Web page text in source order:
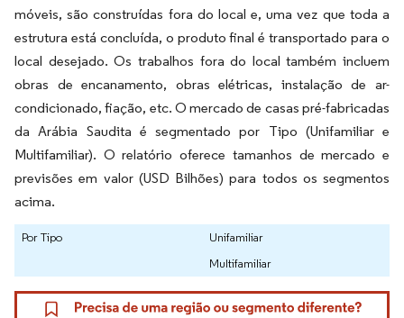
móveis, são construídas fora do local e, uma vez que toda a
estrutura está concluída, o produto final é transportado para o
local desejado. Os trabalhos fora do local também incluem
obras de encanamento, obras elétricas, instalação de ar-
condicionado, fiação, etc. O mercado de casas pré-fabricadas
da Arábia Saudita é segmentado por Tipo (Unifamiliar e
Multifamiliar). O relatório oferece tamanhos de mercado e
previsões em valor (USD Bilhões) para todos os segmentos
acima.
Por Tipo
Unifamiliar
Multifamiliar